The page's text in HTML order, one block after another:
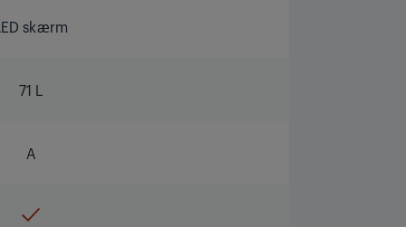
skærm
71 L
A